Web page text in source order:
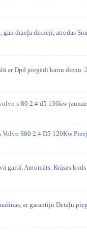
gan dīzeļa dzinēji, atrodas
ar Dpd piegādi katru dienu.
s-80 2.4 d5 136kw
Volvo S80 2.4 D5 120Kw
gaitā. Automāts. Krāsas
ar garantiju Detaļu